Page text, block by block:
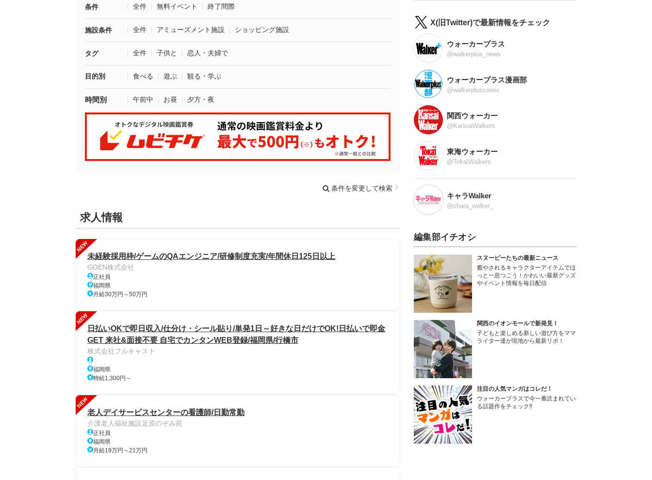
条件 全件 無料イベント 終了間際
施設条件 全件 アミューズメント施設 ショッピング施設
タグ 全件 子供と 恋人・夫婦で
目的別 食べる 遊ぶ 観る・学ぶ
時間別 午前中 お昼 夕方・夜
条件を変更して検索
求人情報
NEW
未経験採用枠/ゲームのQAエンジニア/研修制度充実/年間休日125日以上
GOEN株式会社
正社員
福岡県
月給30万円～50万円
NEW
日払いOKで即日収入/仕分け・シール貼り/単発1日～好きな日だけでOK!日払いで即金
GET 来社&面接不要 自宅でカンタンWEB登録/福岡県/行橋市
株式会社フルキャスト
福岡県
時給1,300円～
NEW
老人デイサービスセンターの看護師/日勤常勤
介護老人福祉施設足原のぞみ苑
正社員
福岡県
月給19万円～21万円
X(旧Twitter)で最新情報をチェック
ウォーカープラス
@walkerplus_news
ウォーカープラス漫画部
@walkerpluscomic
関西ウォーカー
@KansaiWalkers
東海ウォーカー
@TokaiWalkers
キャラWalker
@chara_walker_
編集部イチオシ
スヌーピーたちの最新ニュース
癒やされるキャラクターアイテムでほ
っと一息つこう！かわいい最新グッズ
やイベント情報を毎日配信
関西のイオンモールで新発見！
子どもと楽しめる新しい遊び方をママ
ライター達が現地から最新リポ！
注目の人気マンガはコレだ！
ウォーカープラスで今一番読まれてい
る話題作をチェック!!